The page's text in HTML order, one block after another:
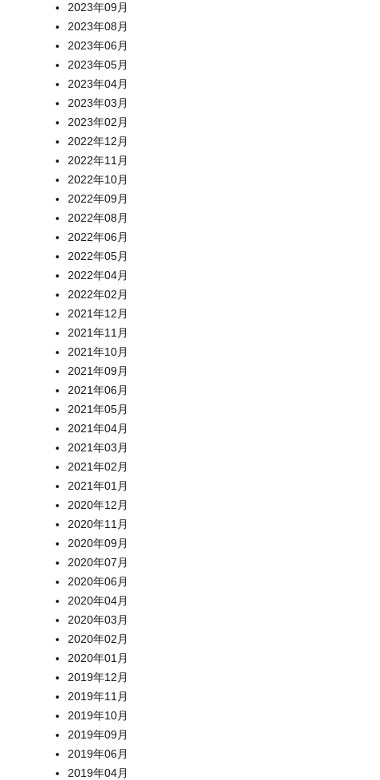
2023年09月
2023年08月
2023年06月
2023年05月
2023年04月
2023年03月
2023年02月
2022年12月
2022年11月
2022年10月
2022年09月
2022年08月
2022年06月
2022年05月
2022年04月
2022年02月
2021年12月
2021年11月
2021年10月
2021年09月
2021年06月
2021年05月
2021年04月
2021年03月
2021年02月
2021年01月
2020年12月
2020年11月
2020年09月
2020年07月
2020年06月
2020年04月
2020年03月
2020年02月
2020年01月
2019年12月
2019年11月
2019年10月
2019年09月
2019年06月
2019年04月